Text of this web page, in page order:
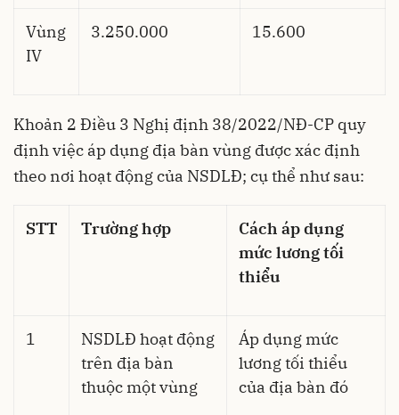
Vùng
IV
3.250.000 15.600
Khoản 2 Điều 3 Nghị định 38/2022/NĐ-CP quy
định việc áp dụng địa bàn vùng được xác định
theo nơi hoạt động của NSDLĐ; cụ thể như sau:
STT Trường hợp
Cách áp dụng
mức lương tối
thiểu
1
NSDLĐ hoạt động
trên địa bàn
thuộc một vùng
Áp dụng mức
lương tối thiểu
của địa bàn đó